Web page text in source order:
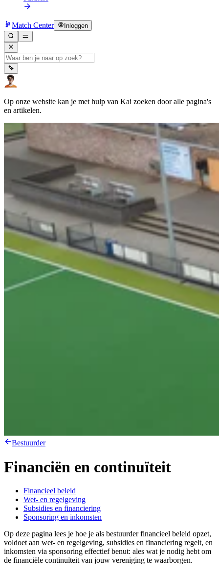
Match Center Inloggen
Op onze website kan je met hulp van Kai zoeken door alle pagina's
en artikelen.
Bestuurder
Financiën en continuïteit
Financieel beleid
Wet- en regelgeving
Subsidies en financiering
Sponsoring en inkomsten
Op deze pagina lees je hoe je als bestuurder financieel beleid opzet,
voldoet aan wet- en regelgeving, subsidies en financiering regelt, en
inkomsten via sponsoring effectief benut: ales wat je nodig hebt om
de financiële continuïteit van jouw vereniging te waarborgen.